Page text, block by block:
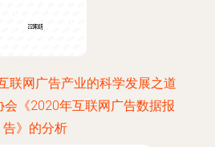
联网广告产业的科学发展之道
《2020年互联网广告数据报
告》的分析